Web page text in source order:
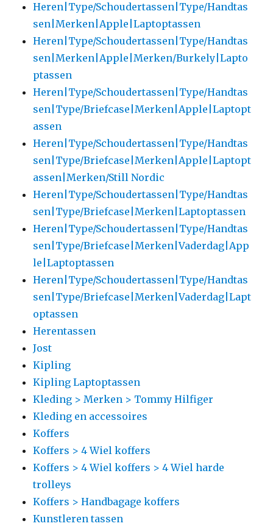
Heren|Type/Schoudertassen|Type/Handtas
sen|Merken|Apple|Laptoptassen
Heren|Type/Schoudertassen|Type/Handtas
sen|Merken|Apple|Merken/Burkely|Lapto
ptassen
Heren|Type/Schoudertassen|Type/Handtas
sen|Type/Briefcase|Merken|Apple|Laptopt
assen
Heren|Type/Schoudertassen|Type/Handtas
sen|Type/Briefcase|Merken|Apple|Laptopt
assen|Merken/Still Nordic
Heren|Type/Schoudertassen|Type/Handtas
sen|Type/Briefcase|Merken|Laptoptassen
Heren|Type/Schoudertassen|Type/Handtas
sen|Type/Briefcase|Merken|Vaderdag|App
le|Laptoptassen
Heren|Type/Schoudertassen|Type/Handtas
sen|Type/Briefcase|Merken|Vaderdag|Lapt
optassen
Herentassen
Jost
Kipling
Kipling Laptoptassen
Kleding > Merken > Tommy Hilfiger
Kleding en accessoires
Koffers
Koffers > 4 Wiel koffers
Koffers > 4 Wiel koffers > 4 Wiel harde
trolleys
Koffers > Handbagage koffers
Kunstleren tassen